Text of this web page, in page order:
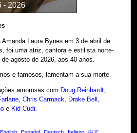
- 2026
Laura Bynes em 3 de abril de
foi uma atriz, cantora e estilista norte-
agosto de 2026, aos 40 anos.
e famosos, lamentam a sua morte.
amorosas com Doug Reinhardt,
,Chris Carmack, Drake Bell ,
e Kid Cudi.